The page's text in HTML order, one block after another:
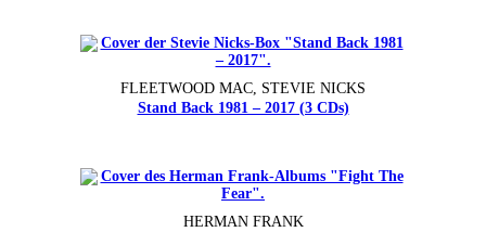
FLEETWOOD MAC, STEVIE NICKS
Stand Back 1981 – 2017 (3 CDs)
HERMAN FRANK